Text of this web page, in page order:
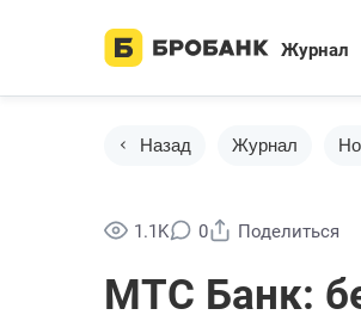
Журнал
Назад Журнал
1.1K 0 Поделиться
МТС Банк: